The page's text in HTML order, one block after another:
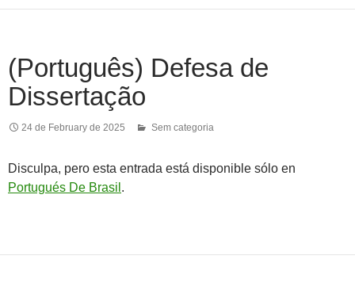
(Português) Defesa de
Dissertação
24 de February de 2025 Sem categoria
Disculpa, pero esta entrada está disponible sólo en
Portugués De Brasil .